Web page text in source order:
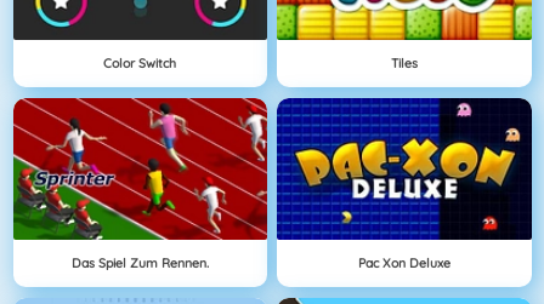
Color Switch Tiles
Das Spiel Zum Rennen. Pac Xon Deluxe